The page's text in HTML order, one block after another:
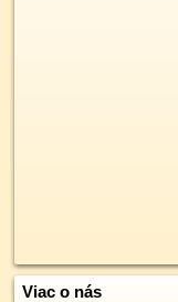
Viac o nás